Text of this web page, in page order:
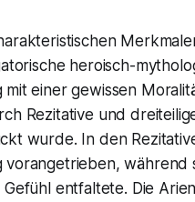
heroisch-
mit einer gewissen
Rezitative und
wurde. In den
vorangetrieben, während
Gefühl entfaltete. Die